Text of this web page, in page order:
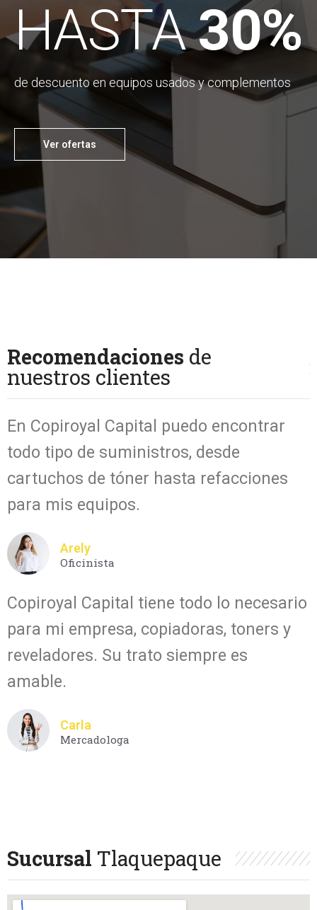
HASTA30%
de descuento en equipos usados y complementos
Ver ofertas
Recomendaciones de
nuestros clientes
En Copiroyal Capital puedo encontrar
todo tipo de suministros, desde
cartuchos de tóner hasta refacciones
para mis equipos.
Arely
Oficinista
Copiroyal Capital tiene todo lo necesario
para mi empresa, copiadoras, toners y
reveladores. Su trato siempre es
amable.
Carla
Mercadologa
Sucursal Tlaquepaque